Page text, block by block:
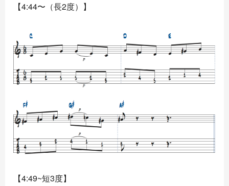
【4:44〜（長2度）】
【4:49~短3度】